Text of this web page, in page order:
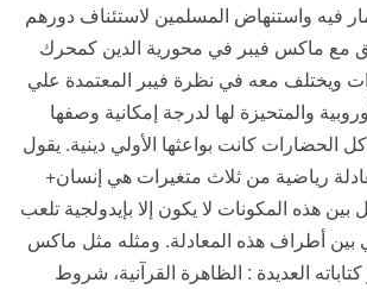
فيه واستنهاض المسلمين لاستئناف دورهم
مع ماكس فيبر في محورية الدين كمحرك
ويختلف معه في نظرة فيبر المعتمدة علي
والمتحيزة لها لدرجة إمكانية وصفها
الحضارات كانت بواعثها الأولي دينية. يقول
رياضية من ثلاث متغيرات هي إنسان+
هذه المكونات لا يكون إلا بإيدولجية تلعب
بين أطراف هذه المعادلة. ومثله مثل ماكس
العديدة : الظاهرة القرآنية، شروط